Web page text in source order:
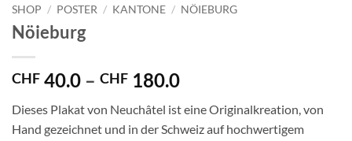
SHOP / POSTER / KANTONE / NÖIEBURG
Nöieburg
CHF 40.0 – CHF 180.0Preisspanne:
bis
CHF 180.0
Dieses Plakat von Neuchâtel ist eine Originalkreation, von
Hand gezeichnet und in der Schweiz auf hochwertigem